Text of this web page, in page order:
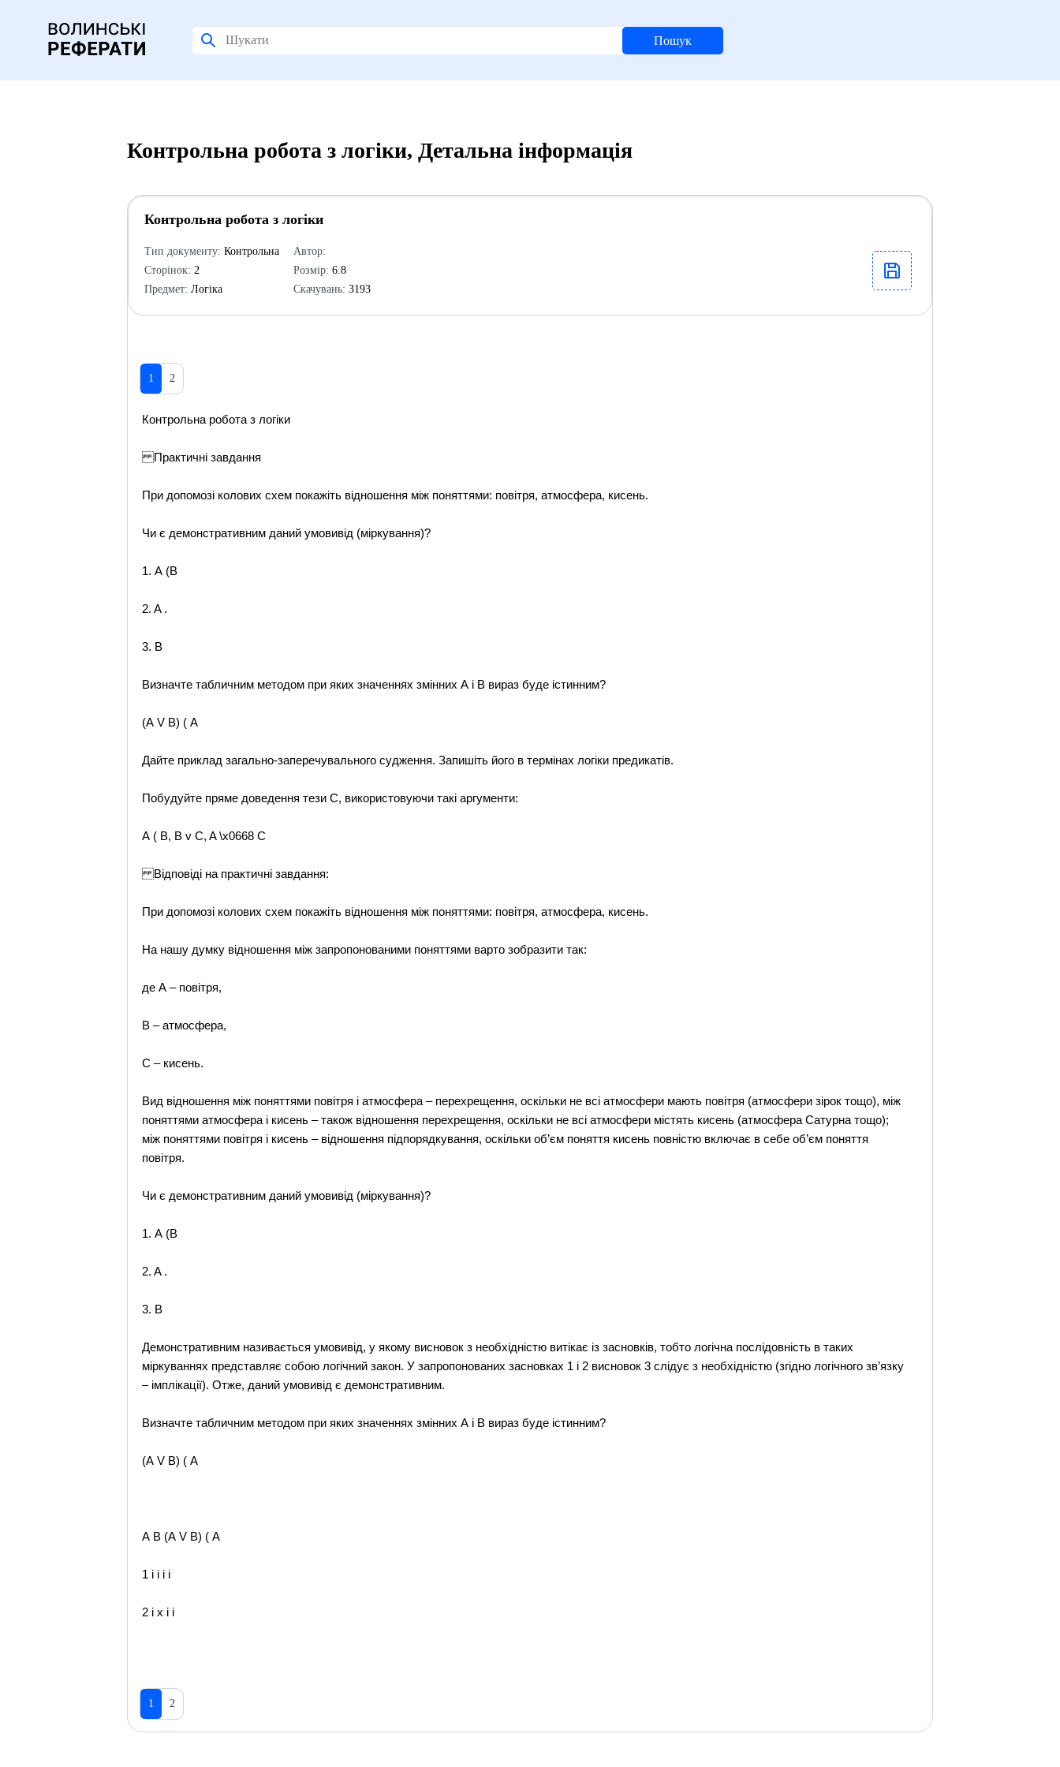
Пошук
Контрольна робота з логіки, Детальна інформація
Контрольна робота з логіки
Тип документу: Контрольна
Сторінок: 2
Предмет: Логіка
Автор:
Розмір: 6.8
Скачувань: 3193
1 2
Контрольна робота з логіки
Практичні завдання
При допомозі колових схем покажіть відношення між поняттями: повітря, атмосфера, кисень.
Чи є демонстративним даний умовивід (міркування)?
1. А (B
2. A .
3. B
Визначте табличним методом при яких значеннях змінних А і В вираз буде істинним?
(А V B) ( A
Дайте приклад загально-заперечувального судження. Запишіть його в термінах логіки предикатів.
Побудуйте пряме доведення тези С, використовуючи такі аргументи:
А ( B, B v C, A \x0668 C
Відповіді на практичні завдання:
При допомозі колових схем покажіть відношення між поняттями: повітря, атмосфера, кисень.
На нашу думку відношення між запропонованими поняттями варто зобразити так:
де А – повітря,
В – атмосфера,
С – кисень.
Вид відношення між поняттями повітря і атмосфера – перехрещення, оскільки не всі атмосфери мають повітря (атмосфери зірок тощо), між
поняттями атмосфера і кисень – також відношення перехрещення, оскільки не всі атмосфери містять кисень (атмосфера Сатурна тощо);
між поняттями повітря і кисень – відношення підпорядкування, оскільки об’єм поняття кисень повністю включає в себе об’єм поняття
повітря.
Чи є демонстративним даний умовивід (міркування)?
1. А (B
2. A .
3. B
Демонстративним називається умовивід, у якому висновок з необхідністю витікає із засновків, тобто логічна послідовність в таких
міркуваннях представляє собою логічний закон. У запропонованих засновках 1 і 2 висновок 3 слідує з необхідністю (згідно логічного зв’язку
– імплікації). Отже, даний умовивід є демонстративним.
Визначте табличним методом при яких значеннях змінних А і В вираз буде істинним?
(А V B) ( A
А В (А V В) ( A
1 і і і і
2 і х і і
1 2